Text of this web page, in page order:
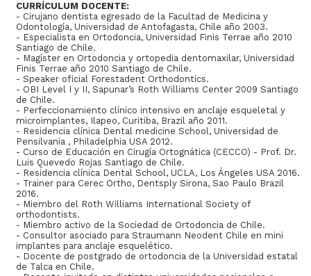
CURRÍCULUM DOCENTE:
- Cirujano dentista egresado de la Facultad de Medicina y
Odontología, Universidad de Antofagasta, Chile año 2003.
- Especialista en Ortodoncia, Universidad Finis Terrae año 2010
Santiago de Chile.
- Magíster en Ortodoncia y ortopedia dentomaxilar, Universidad
Finis Terrae año 2010 Santiago de Chile.
- Speaker oficial Forestadent Orthodontics.
- OBI Level I y II, Sapunar’s Roth Williams Center 2009 Santiago
de Chile.
- Perfeccionamiento clínico intensivo en anclaje esqueletal y
microimplantes, Ilapeo, Curitiba, Brazil año 2011.
- Residencia clínica Dental medicine School, Universidad de
Pensilvania , Philadelphia USA 2012.
- Curso de Educación en Cirugía Ortognática (CECCO) - Prof. Dr.
Luis Quevedo Rojas Santiago de Chile.
- Residencia clínica Dental School, UCLA, Los Ángeles USA 2016.
- Trainer para Cerec Ortho, Dentsply Sirona, Sao Paulo Brazil
2016.
- Miembro del Roth Williams International Society of
orthodontists.
- Miembro activo de la Sociedad de Ortodoncia de Chile.
- Consultor asociado para Straumann Neodent Chile en mini
implantes para anclaje esquelético.
- Docente de postgrado de ortodoncia de la Universidad estatal
de Talca en Chile.